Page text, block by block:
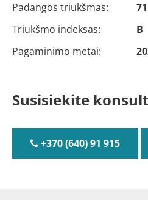
Padangos triukšmas:
71
Triukšmo indeksas:
B
Pagaminimo metai:
Susisiekite
+370 (640) 91 915